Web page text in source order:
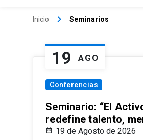
Inicio keyboard_arrow_right Seminarios
19 AGO
Conferencias
Seminario: “El
redefine talento,
19 de Agosto de 2026